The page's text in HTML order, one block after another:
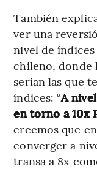
También
ver una
nivel de
chileno, donde
serían las que
índices: “A
en torno a 10x
creemos que
converger a
transa a 8x